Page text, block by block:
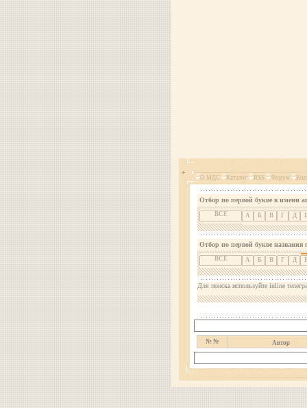
О МДС Каталог RSS Форум
Отбор по первой букве в имени
ВСЕ А Б В Г Д
Отбор по первой букве названия
ВСЕ А Б В Г Д
Для поиска используйте inline
№ № Автор